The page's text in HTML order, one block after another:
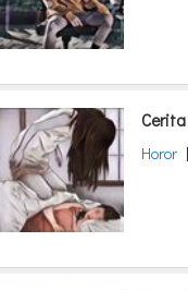
Horor |